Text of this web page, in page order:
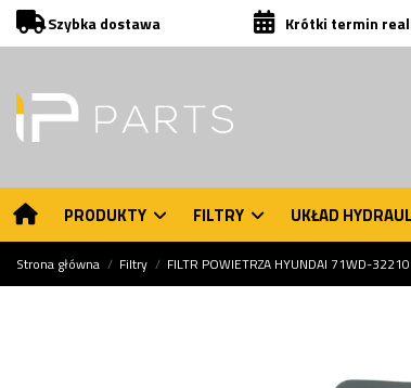
Szybka dostawa Krótki termin
PRODUKTY FILTRY UKŁAD
Strona główna Filtry FILTR POWIETRZA HYUNDAI 71WD-